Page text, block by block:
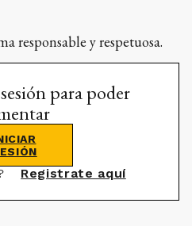
responsable y respetuosa.
para poder
Registrate aquí